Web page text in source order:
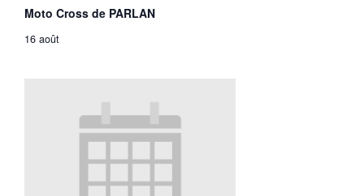
Moto Cross de PARLAN
16 août